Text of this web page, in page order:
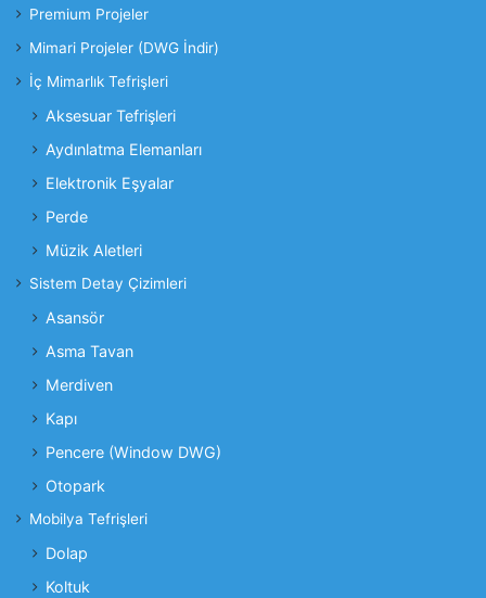
Premium Projeler
Mimari Projeler (DWG İndir)
İç Mimarlık Tefrişleri
Aksesuar Tefrişleri
Aydınlatma Elemanları
Elektronik Eşyalar
Perde
Müzik Aletleri
Sistem Detay Çizimleri
Asansör
Asma Tavan
Merdiven
Kapı
Pencere (Window DWG)
Otopark
Mobilya Tefrişleri
Dolap
Koltuk